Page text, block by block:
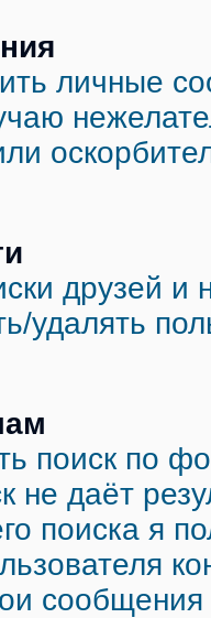
личные
друзей и
удалять
поиск по
не даёт
поиска я